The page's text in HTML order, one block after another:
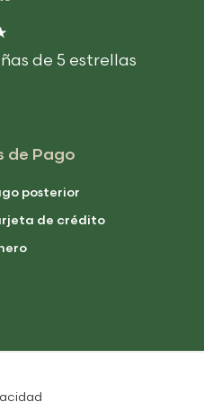
de 5 estrellas
de Pago
posterior
de crédito